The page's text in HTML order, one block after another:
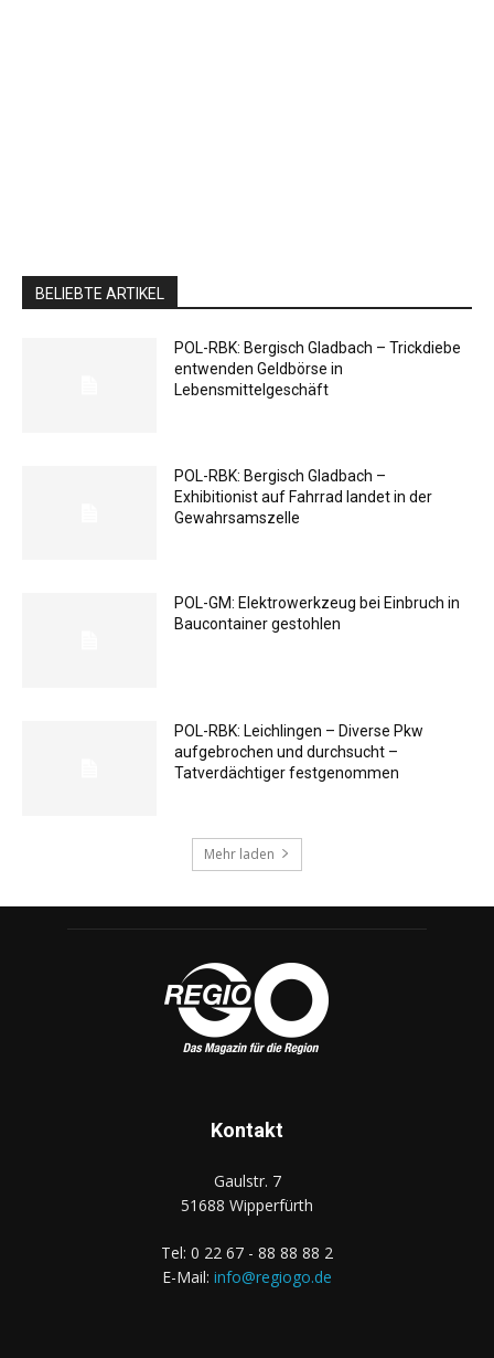
BELIEBTE ARTIKEL
POL-RBK: Bergisch Gladbach – Trickdiebe
entwenden Geldbörse in
Lebensmittelgeschäft
POL-RBK: Bergisch Gladbach –
Exhibitionist auf Fahrrad landet in der
Gewahrsamszelle
POL-GM: Elektrowerkzeug bei Einbruch in
Baucontainer gestohlen
POL-RBK: Leichlingen – Diverse Pkw
aufgebrochen und durchsucht –
Tatverdächtiger festgenommen
Mehr laden
Kontakt
Gaulstr. 7
51688 Wipperfürth
Tel: 0 22 67 - 88 88 88 2
E-Mail: info@regiogo.de